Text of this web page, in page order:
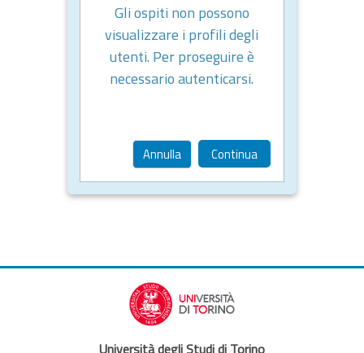
Gli ospiti non possono
visualizzare i profili degli
utenti. Per proseguire è
necessario autenticarsi.
Annulla Continua
Università degli Studi di Torino